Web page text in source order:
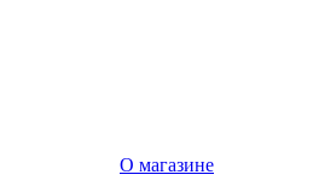
О магазине